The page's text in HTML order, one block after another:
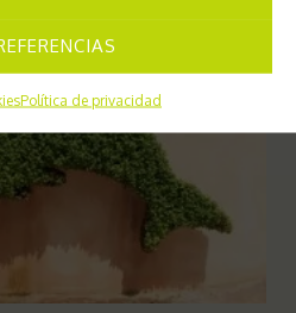
Política de privacidad